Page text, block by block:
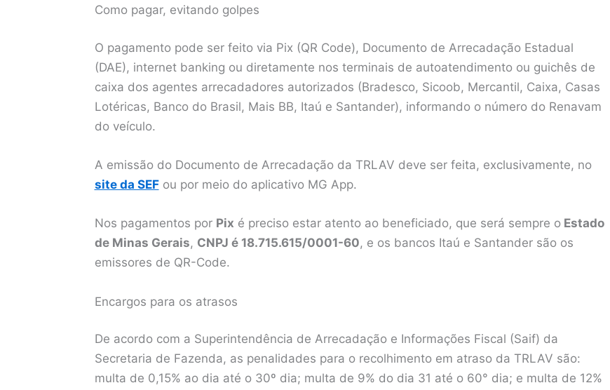
Como pagar, evitando golpes
O pagamento pode ser feito via Pix (QR Code), Documento de Arrecadação Estadual
(DAE), internet banking ou diretamente nos terminais de autoatendimento ou guichês de
caixa dos agentes arrecadadores autorizados (Bradesco, Sicoob, Mercantil, Caixa, Casas
Lotéricas, Banco do Brasil, Mais BB, Itaú e Santander), informando o número do Renavam
do veículo.
A emissão do Documento de Arrecadação da TRLAV deve ser feita, exclusivamente, no
site da SEFou por meio do aplicativo MG App.
Nos pagamentos por Pix é preciso estar atento ao beneficiado, que será sempre oEstado
de Minas Gerais, CNPJ é 18.715.615/0001-60, e os bancos Itaú e Santander são os
emissores de QR-Code.
Encargos para os atrasos
De acordo com a Superintendência de Arrecadação e Informações Fiscal (Saif) da
Secretaria de Fazenda, as penalidades para o recolhimento em atraso da TRLAV são:
multa de 0,15% ao dia até o 30º dia; multa de 9% do dia 31 até o 60° dia; e multa de 12%